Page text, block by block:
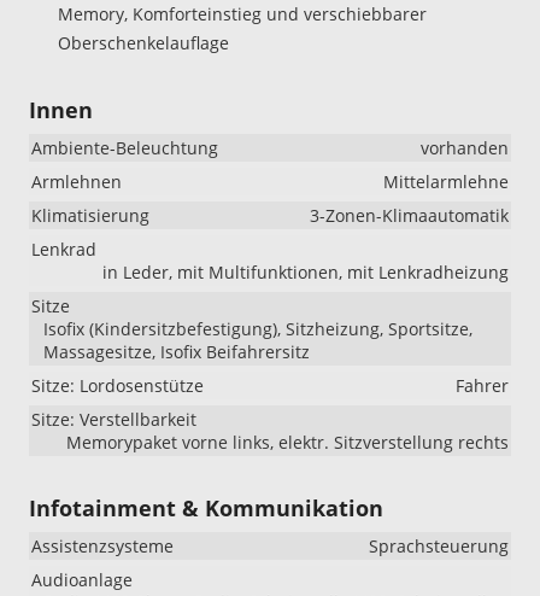
Memory, Komforteinstieg und verschiebbarer
Oberschenkelauflage
Innen
Ambiente-Beleuchtung
vorhanden
Armlehnen
Mittelarmlehne
Klimatisierung
3-Zonen-Klimaautomatik
Lenkrad
in Leder, mit Multifunktionen, mit Lenkradheizung
Sitze
Isofix (Kindersitzbefestigung), Sitzheizung, Sportsitze,
Massagesitze, Isofix Beifahrersitz
Sitze: Lordosenstütze
Fahrer
Sitze: Verstellbarkeit
Memorypaket vorne links, elektr. Sitzverstellung rechts
Infotainment & Kommunikation
Assistenzsysteme
Sprachsteuerung
Audioanlage